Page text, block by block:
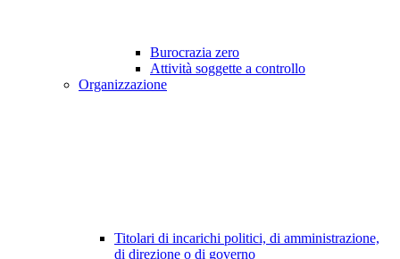
Burocrazia zero
Attività soggette a controllo
Organizzazione
Titolari di incarichi politici, di amministrazione,
di direzione o di governo